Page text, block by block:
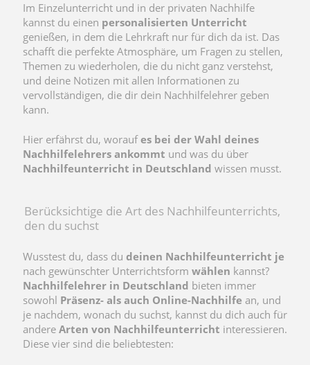
Im Einzelunterricht und in der privaten Nachhilfe
kannst du einen personalisierten Unterricht
genießen, in dem die Lehrkraft nur für dich da ist. Das
schafft die perfekte Atmosphäre, um Fragen zu stellen,
Themen zu wiederholen, die du nicht ganz verstehst,
und deine Notizen mit allen Informationen zu
vervollständigen, die dir dein Nachhilfelehrer geben
kann.
Hier erfährst du, woraufes bei der Wahl deines
Nachhilfelehrers ankommt und was du über
Nachhilfeunterricht in Deutschland wissen musst.
Berücksichtige die Art des Nachhilfeunterrichts,
den du suchst
Wusstest du, dass du deinen Nachhilfeunterricht je
nach gewünschter Unterrichtsform wählen kannst?
Nachhilfelehrer in Deutschland bieten immer
sowohl Präsenz- als auch Online-Nachhilfe an, und
je nachdem, wonach du suchst, kannst du dich auch für
andere Arten von Nachhilfeunterricht interessieren.
Diese vier sind die beliebtesten: